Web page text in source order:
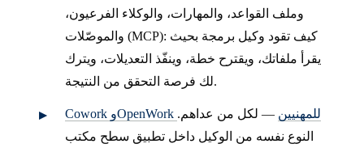
وملف القواعد، والمهارات، والوكلاء الفرعيون،
والموصّلات (MCP): كيف تقود وكيل برمجة بحيث
يقرأ ملفاتك، ويقترح خطة، وينفّذ التعديلات، ويترك
لك فرصة التحقق من النتيجة.
Cowork وOpenWork للمهنيين — لكل من عداهم.
النوع نفسه من الوكيل داخل تطبيق سطح مكتب